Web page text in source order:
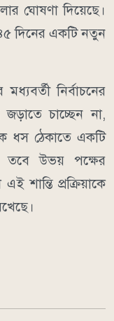
ঘোষণা দিয়েছে।
৪৫ দিনের একটি নতুন
মধ্যবর্তী নির্বাচনের
চাচ্ছেন না,
ধস ঠেকাতে একটি
তবে উভয় পক্ষের
শান্তি প্রক্রিয়াকে